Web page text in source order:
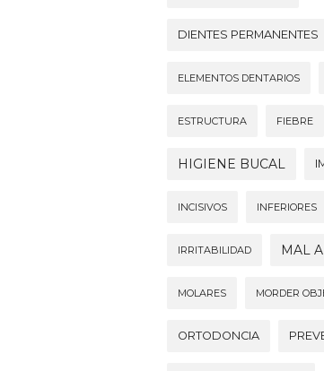
DIENTES PERMANENTES
ELEMENTOS DENTARIOS
ESTRUCTURA FIEBRE
HIGIENE BUCAL
INCISIVOS INFERIORES
IRRITABILIDAD MAL
MOLARES MORDER
ORTODONCIA